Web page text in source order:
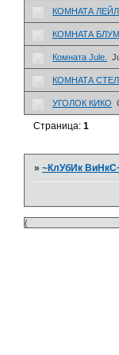
КОМНАТА
КОМНАТА БЛУМ
Комната Jule.
КОМНАТА
УГОЛОК КИКО
Страница:1
»~КлУбИк
(